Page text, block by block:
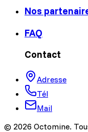
Nos
FAQ
Contact
Adresse
Tél
Mail
© 2026 Octomine.